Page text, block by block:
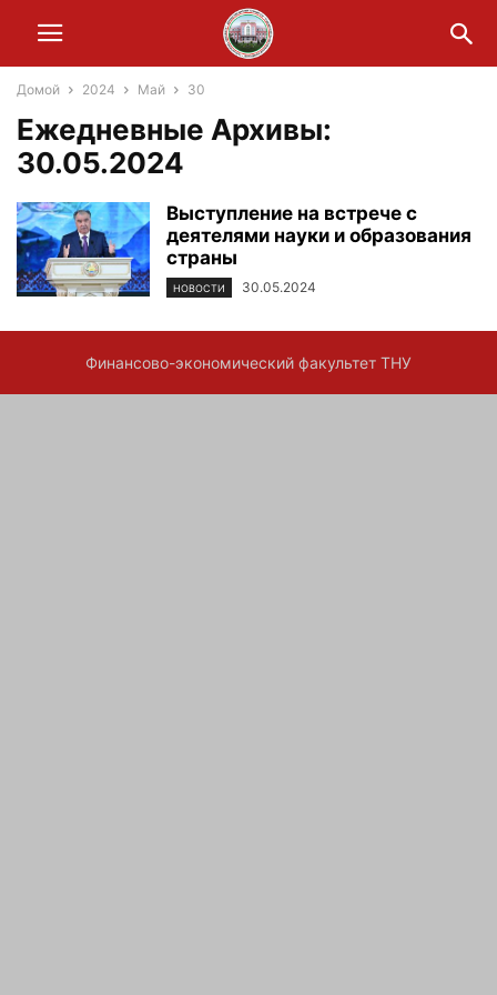
Домой 2024 Май 30
Ежедневные Архивы:
30.05.2024
Выступление на встрече с
деятелями науки и образования
страны
НОВОСТИ 30.05.2024
Финансово-экономический факультет ТНУ